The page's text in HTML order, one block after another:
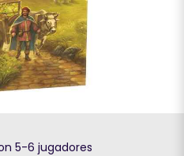
5-6 jugadores